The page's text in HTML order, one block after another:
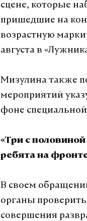
сцене, которые
пришедшие на
возрастную
августа в
Мизулина также
мероприятий
фоне
«Три с
ребята на
В своем
органы
совершения